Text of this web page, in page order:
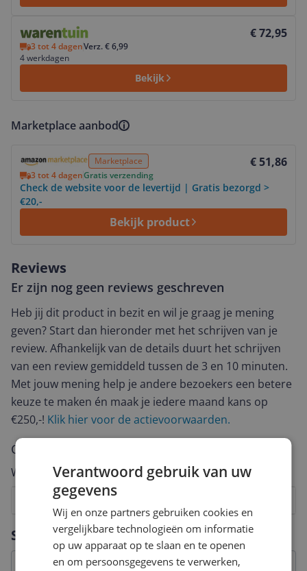
€ 72,95
3 tot 4 dagenVerz. € 6,99
4 werkdagen
Bekijk
Bekijk product
Marketplace aanbod
Marketplace € 51,86
3 tot 4 dagenGratis verzending
Check de website voor de levertijd | Gratis bezorgd >
€20,-
Bekijk product
Specificaties
Reviews
Er zijn nog geen reviews geschreven
Heb jij dit product in bezit en wil je graag je mening
geven? Start dan hieronder met het schrijven van je
review. Afhankelijk van de details duurt het schrijven
van een review gemiddeld tussen de 3 en 10 minuten.
Met jouw mening help je andere bezoekers een betere
keuze te maken én maak je iedere maand kans op
€250,-! Klik hier voor de actievoorwaarden.
Cijfer
Welk cijfer geef jij dit product?
4
3
2
Vraag 1 van 4
Verantwoord gebruik van uw
gegevens
Wij en onze partners gebruiken cookies en
vergelijkbare technologieën om informatie
op uw apparaat op te slaan en te openen
en om persoonsgegevens te verwerken,